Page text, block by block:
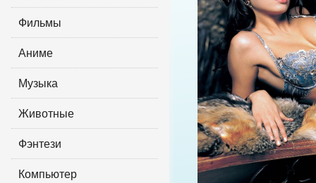
Фильмы
Аниме
Музыка
Животные
Фэнтези
Компьютер